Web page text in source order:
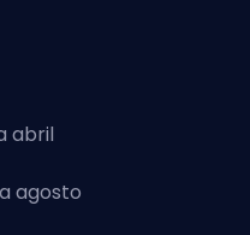
abril
agosto